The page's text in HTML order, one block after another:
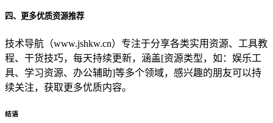
四、更多优质资源推荐
技术导航（www.jshkw.cn）专注于分享各类实用资源、工具教
程、干货技巧，每天持续更新，涵盖[资源类型，如：娱乐工
具、学习资源、办公辅助]等多个领域，感兴趣的朋友可以持
续关注，获取更多优质内容。
结语